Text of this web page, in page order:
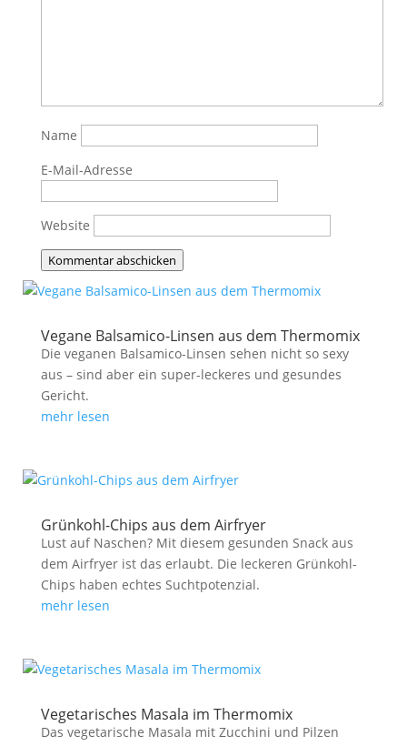
Name
E-Mail-Adresse
Website
Kommentar abschicken
Vegane Balsamico-Linsen aus dem Thermomix
Die veganen Balsamico-Linsen sehen nicht so sexy
aus – sind aber ein super-leckeres und gesundes
Gericht.
mehr lesen
Grünkohl-Chips aus dem Airfryer
Lust auf Naschen? Mit diesem gesunden Snack aus
dem Airfryer ist das erlaubt. Die leckeren Grünkohl-
Chips haben echtes Suchtpotenzial.
mehr lesen
Vegetarisches Masala im Thermomix
Das vegetarische Masala mit Zucchini und Pilzen